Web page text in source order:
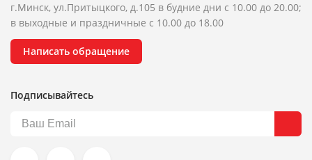
г.Минск, ул.Притыцкого, д.105 в будние дни с 10.00 до 20.00;
в выходные и праздничные с 10.00 до 18.00
Написать обращение
Подписывайтесь